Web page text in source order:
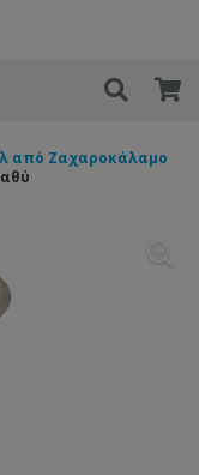
από Ζαχαροκάλαμο